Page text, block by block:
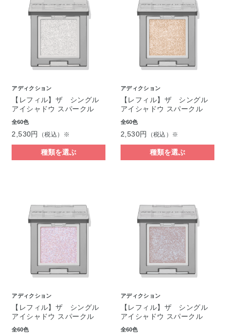
アディクション
【レフィル】ザ シングル
アイシャドウ スパークル
全60色
2,530円 （税込）※
種類を選ぶ
アディクション
【レフィル】ザ シングル
アイシャドウ スパークル
全60色
2,530円 （税込）※
種類を選ぶ
アディクション
【レフィル】ザ シングル
アイシャドウ スパークル
全60色
アディクション
【レフィル】ザ シングル
アイシャドウ スパークル
全60色